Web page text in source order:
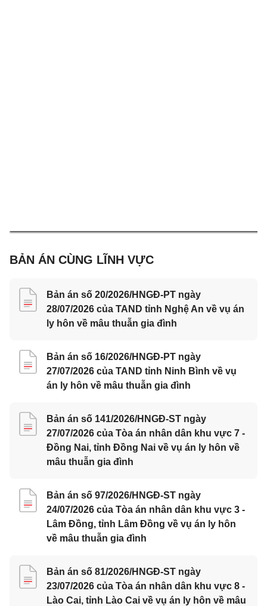
BẢN ÁN CÙNG LĨNH VỰC
Bản án số 20/2026/HNGĐ-PT ngày
28/07/2026 của TAND tỉnh Nghệ An về vụ án
ly hôn về mâu thuẫn gia đình
Bản án số 16/2026/HNGĐ-PT ngày
27/07/2026 của TAND tỉnh Ninh Bình về vụ
án ly hôn về mâu thuẫn gia đình
Bản án số 141/2026/HNGĐ-ST ngày
27/07/2026 của Tòa án nhân dân khu vực 7 -
Đồng Nai, tỉnh Đồng Nai về vụ án ly hôn về
mâu thuẫn gia đình
Bản án số 97/2026/HNGĐ-ST ngày
24/07/2026 của Tòa án nhân dân khu vực 3 -
Lâm Đồng, tỉnh Lâm Đồng về vụ án ly hôn
về mâu thuẫn gia đình
Bản án số 81/2026/HNGĐ-ST ngày
23/07/2026 của Tòa án nhân dân khu vực 8 -
Lào Cai, tỉnh Lào Cai về vụ án ly hôn về mâu